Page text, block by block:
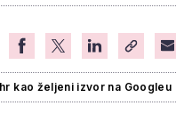
kao željeni izvor na Googleu